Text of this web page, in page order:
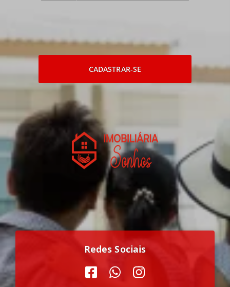
CADASTRAR-SE
Redes Sociais